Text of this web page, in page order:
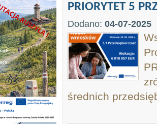
PRIORYTET 5
Dodano: 04-07-2025
średnich